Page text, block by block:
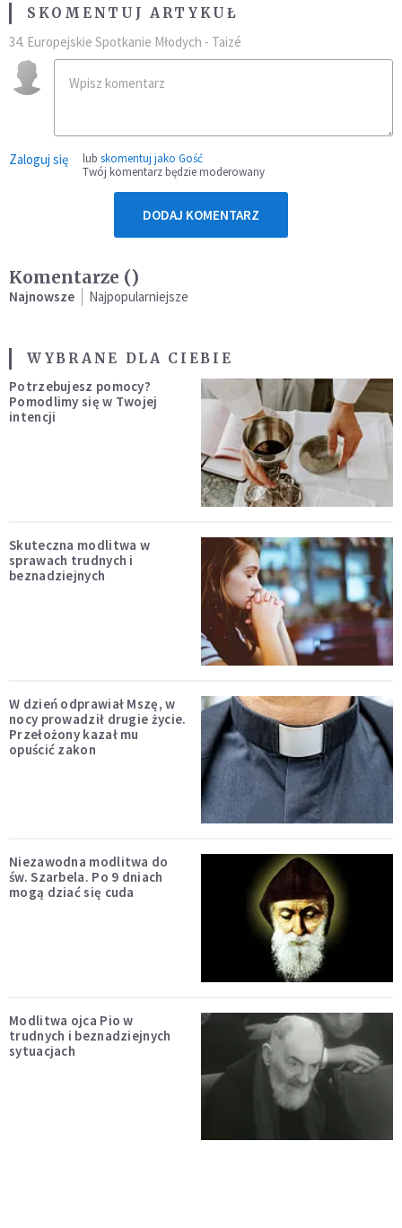
SKOMENTUJ ARTYKUŁ
34. Europejskie Spotkanie Młodych - Taizé
Zaloguj się lub skomentuj jako Gość
Twój komentarz będzie moderowany
DODAJ KOMENTARZ
Komentarze ()
Najnowsze Najpopularniejsze
WYBRANE DLA CIEBIE
Potrzebujesz pomocy?
Pomodlimy się w Twojej
intencji
Skuteczna modlitwa w
sprawach trudnych i
beznadziejnych
W dzień odprawiał Mszę, w
nocy prowadził drugie życie.
Przełożony kazał mu
opuścić zakon
Niezawodna modlitwa do
św. Szarbela. Po 9 dniach
mogą dziać się cuda
Modlitwa ojca Pio w
trudnych i beznadziejnych
sytuacjach